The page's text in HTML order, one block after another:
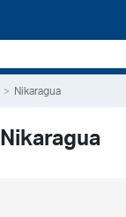
Nikaragua
Nikaragua